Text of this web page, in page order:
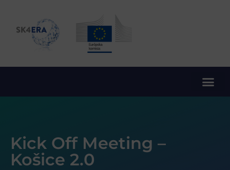
Kick Off Meeting –
Košice 2.0